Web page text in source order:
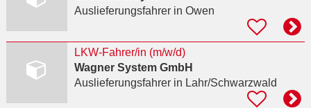
Auslieferungsfahrerin Owen
LKW-Fahrer/in (m/w/d)
Wagner System GmbH
Auslieferungsfahrerin Lahr/Schwarzwald